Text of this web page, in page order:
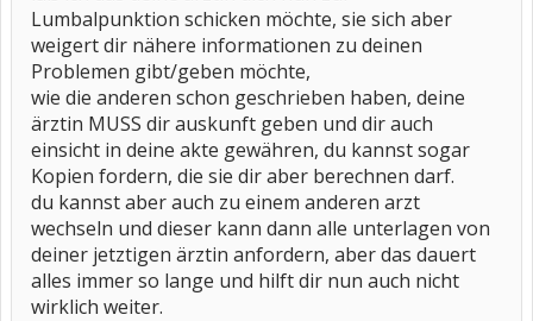
Lumbalpunktion schicken möchte, sie sich aber
weigert dir nähere informationen zu deinen
Problemen gibt/geben möchte,
wie die anderen schon geschrieben haben, deine
ärztin MUSS dir auskunft geben und dir auch
einsicht in deine akte gewähren, du kannst sogar
Kopien fordern, die sie dir aber berechnen darf.
du kannst aber auch zu einem anderen arzt
wechseln und dieser kann dann alle unterlagen von
deiner jetztigen ärztin anfordern, aber das dauert
alles immer so lange und hilft dir nun auch nicht
wirklich weiter.